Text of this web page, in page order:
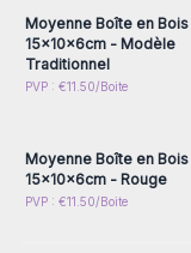
Moyenne Boîte en
15x10x6cm - Modèle
Traditionnel
PVP : €11.50/Boite
Connectez-vous
Moyenne Boîte en
15x10x6cm - Rouge
PVP : €11.50/Boite